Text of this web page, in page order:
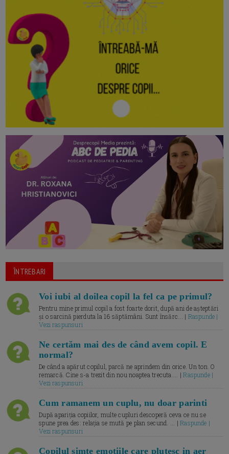
ÎNTREBARI
Voi iubi al doilea copil la fel ca pe primul?
Pentru mine primul copil a fost foarte dorit, după ani de așteptări
și o sarcină pierduta la 16 săptămâni. Sunt însărc... | Raspunde |
Vezi raspunsuri
Ne certăm mai des de când avem copil. E
normal?
De când a apărut copilul, parcă ne aprindem din orice. Un ton. O
remarcă. Cine s-a trezit din nou noaptea trecuta.... |Raspunde |
Vezi raspunsuri
Cum ramanem un cuplu, nu doar parinti
După apariția copiilor, multe cupluri descoperă ceva ce nu se
spune prea des: relația se mută pe plan secund. ... |Raspunde |
Vezi raspunsuri
Copilul simte emotiile care plutesc in aer